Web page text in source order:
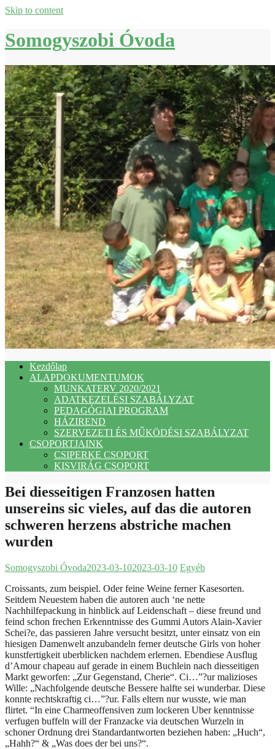
Skip to content
Somogyszobi Óvoda
Kezdőlap
ALAPDOKUMENTUMOK
MUNKATERV 2020/2021
ADATKEZELÉSI SZABÁLYZAT
PEDAGÓGIAI PROGRAM
HÁZIREND
SZERVEZETI ÉS MŰKÖDÉSI SZABÁLYZAT
CSOPORTJAINK
CSIPERKE CSOPORT
KISVIRÁG CSOPORT
Bei diesseitigen Franzosen hatten
unsereins sic vieles, auf das die autoren
schweren herzens abstriche machen
wurden
Somogyszobi Óvoda2023-03-102023-03-10 Egyéb
Croissants, zum beispiel. Oder feine Weine ferner Kasesorten.
Seitdem Neuestem haben die autoren auch ‘ne nette
Nachhilfepackung in hinblick auf Leidenschaft – diese freund und
feind schon frechen Erkenntnisse des Gummi Autors Alain-Xavier
Schei?e, das passieren Jahre versucht besitzt, unter einsatz von ein
hiesigen Damenwelt anzubandeln ferner deutsche Girls von hoher
kunstfertigkeit uberblicken nachdem erlernen. Ebendiese Ausflug
d’Amour chapeau auf gerade in einem Buchlein nach diesseitigen
Markt geworfen: „Zur Gegenstand, Cherie“. Ci…”?ur malizioses
Wille: „Nachfolgende deutsche Bessere halfte sei wunderbar. Diese
konnte rechtskraftig ci…”?ur. Falls eltern nur wusste, wie man
flirtet. “In eine Charmeoffensiven zum lockeren Uber kenntnisse
verfugen buffeln will der Franzacke via deutschen Wurzeln in
schoner Ordnung drei Standardantworten beziehen haben: „Huch“,
„Hahh?“ & „Was does der bei uns?“.